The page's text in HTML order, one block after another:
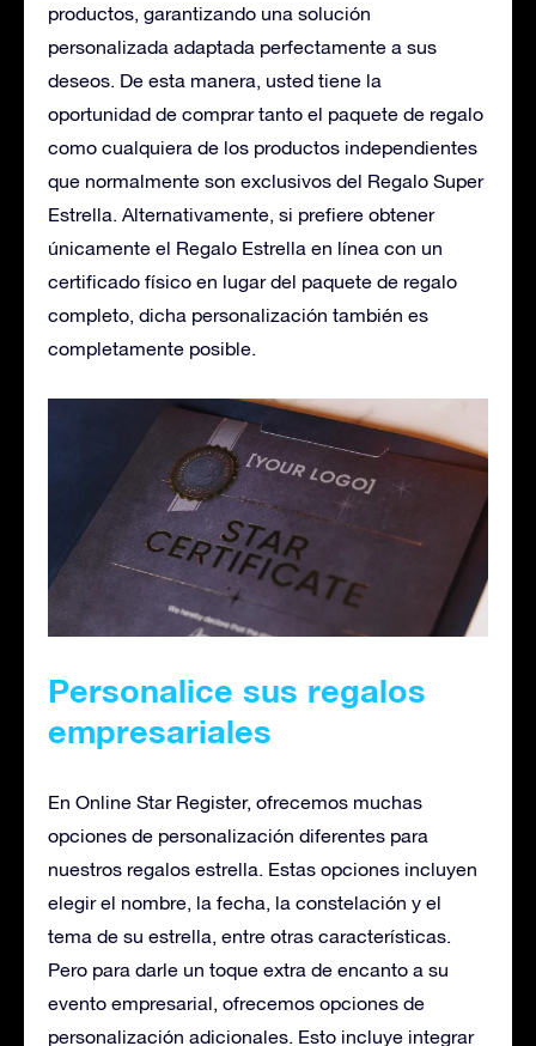
productos, garantizando una solución
personalizada adaptada perfectamente a sus
deseos. De esta manera, usted tiene la
oportunidad de comprar tanto el paquete de regalo
como cualquiera de los productos independientes
que normalmente son exclusivos del Regalo Super
Estrella. Alternativamente, si prefiere obtener
únicamente el Regalo Estrella en línea con un
certificado físico en lugar del paquete de regalo
completo, dicha personalización también es
completamente posible.
Personalice sus regalos
empresariales
En Online Star Register, ofrecemos muchas
opciones de personalización diferentes para
nuestros regalos estrella. Estas opciones incluyen
elegir el nombre, la fecha, la constelación y el
tema de su estrella, entre otras características.
Pero para darle un toque extra de encanto a su
evento empresarial, ofrecemos opciones de
personalización adicionales. Esto incluye integrar